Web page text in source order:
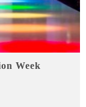
Week